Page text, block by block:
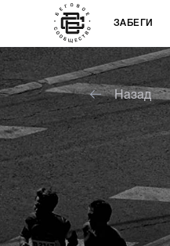
ЗАБЕГИ
Назад